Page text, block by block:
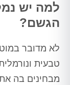
למה יש
הגשם?
לא מדובר
טבעית
מבחינים בה